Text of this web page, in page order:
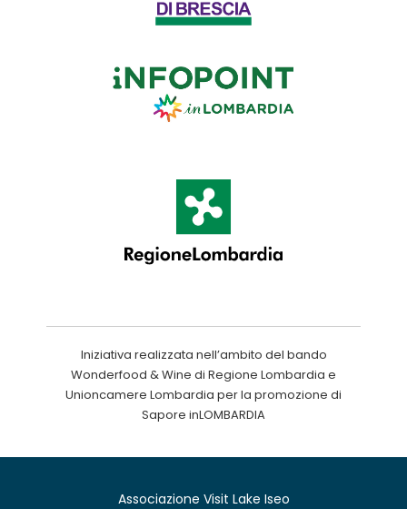
Iniziativa realizzata nell’ambito del bando
Wonderfood & Wine di Regione Lombardia e
Unioncamere Lombardia per la promozione di
Sapore inLOMBARDIA
Associazione Visit Lake Iseo